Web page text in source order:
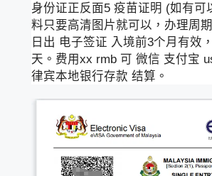
身份证正反面5 疫苗证明 (如有可
料只要高清图片就可以，办理周
日出 电子签证 入境前3个月有效
天。费用xx rmb 可 微信 支付宝
律宾本地银行存款 结算。